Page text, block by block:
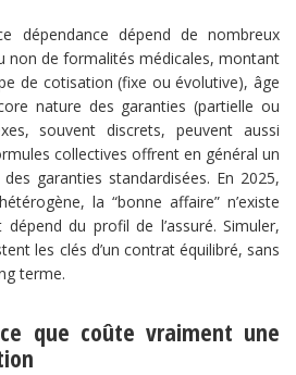
dépendance dépend de nombreux
non de formalités médicales, montant
de cotisation (fixe ou évolutive), âge
nature des garanties (partielle ou
souvent discrets, peuvent aussi
collectives offrent en général un
garanties standardisées. En 2025,
la “bonne affaire” n’existe
du profil de l’assuré. Simuler,
les clés d’un contrat équilibré, sans
terme.
que coûte vraiment une